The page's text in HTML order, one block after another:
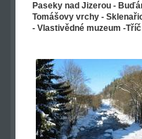
Paseky nad Jizerou -
Tomášovy vrchy -
- Vlastivědné muzeum -